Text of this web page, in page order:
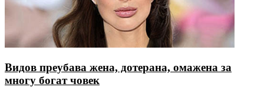
Видов преубава жена, дотерана, омажена за
многу богат човек